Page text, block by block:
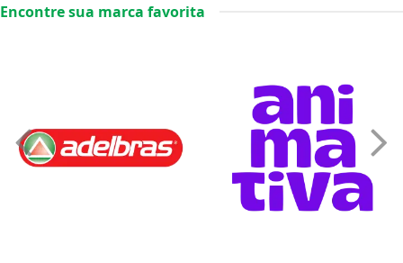
Encontre sua marca favorita